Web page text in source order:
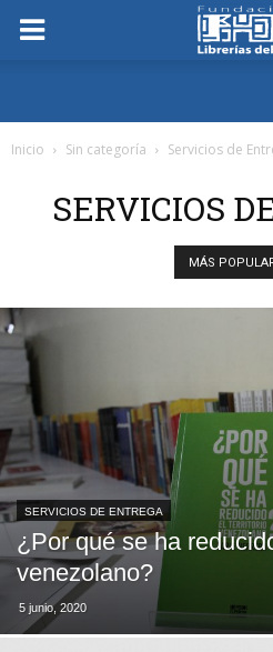
Inicio Sin categoría Servicios de
SERVICIOS
MÁS
SERVICIOS DE ENTREGA
¿Por qué se ha
venezolano?
5 junio, 2020